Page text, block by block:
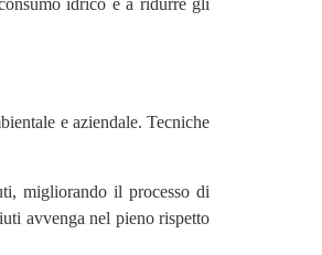
idrico e a ridurre gli
e aziendale. Tecniche
migliorando il processo di
avvenga nel pieno rispetto